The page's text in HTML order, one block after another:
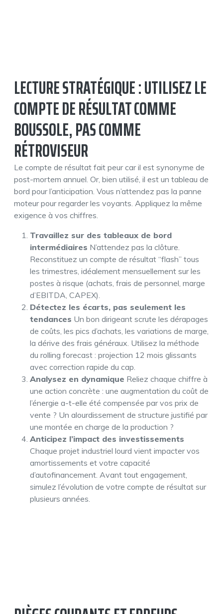
LECTURE STRATÉGIQUE : UTILISEZ LE
COMPTE DE RÉSULTAT COMME
BOUSSOLE, PAS COMME
RÉTROVISEUR
Le compte de résultat fait peur car il est synonyme de
post-mortem annuel. Or, bien utilisé, il est un tableau de
bord pour l’anticipation. Vous n’attendez pas la panne
moteur pour regarder les voyants. Appliquez la même
exigence à vos chiffres.
Travaillez sur des tableaux de bord
intermédiaires N’attendez pas la clôture.
Reconstituez un compte de résultat “flash” tous
les trimestres, idéalement mensuellement sur les
postes à risque (achats, frais de personnel, marge
d’EBITDA, CAPEX).
Détectez les écarts, pas seulement les
tendances Un bon dirigeant scrute les dérapages
de coûts, les pics d’achats, les variations de marge,
la dérive des frais généraux. Utilisez la méthode
du rolling forecast : projection 12 mois glissants
avec correction rapide du cap.
Analysez en dynamique Reliez chaque chiffre à
une action concrète : une augmentation du coût de
l’énergie a-t-elle été compensée par vos prix de
vente ? Un alourdissement de structure justifié par
une montée en charge de la production ?
Anticipez l’impact des investissements
Chaque projet industriel lourd vient impacter vos
amortissements et votre capacité
d’autofinancement. Avant tout engagement,
simulez l’évolution de votre compte de résultat sur
plusieurs années.